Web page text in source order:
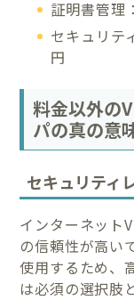
証明書管理
セキュリテ
円
料金以外の
パの真の意
セキュリティ
インターネット
の信頼性が高い
使用するため、
は必須の選択肢